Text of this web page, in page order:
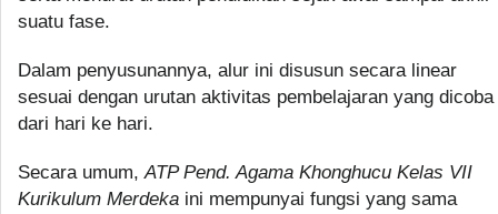
suatu fase.
Dalam penyusunannya, alur ini disusun secara linear
sesuai dengan urutan aktivitas pembelajaran yang dicoba
dari hari ke hari.
Secara umum,ATP Pend. Agama Khonghucu Kelas VII
Kurikulum Merdeka ini mempunyai fungsi yang sama